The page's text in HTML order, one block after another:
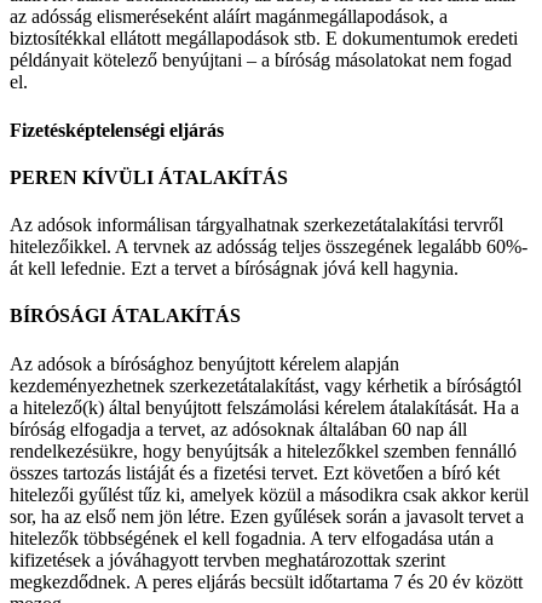
az adósság elismeréseként aláírt magánmegállapodások, a
biztosítékkal ellátott megállapodások stb. E dokumentumok eredeti
példányait kötelező benyújtani – a bíróság másolatokat nem fogad
el.
Fizetésképtelenségi eljárás
PEREN KÍVÜLI ÁTALAKÍTÁS
Az adósok informálisan tárgyalhatnak szerkezetátalakítási tervről
hitelezőikkel. A tervnek az adósság teljes összegének legalább 60%-
át kell lefednie. Ezt a tervet a bíróságnak jóvá kell hagynia.
BÍRÓSÁGI ÁTALAKÍTÁS
Az adósok a bírósághoz benyújtott kérelem alapján
kezdeményezhetnek szerkezetátalakítást, vagy kérhetik a bíróságtól
a hitelező(k) által benyújtott felszámolási kérelem átalakítását. Ha a
bíróság elfogadja a tervet, az adósoknak általában 60 nap áll
rendelkezésükre, hogy benyújtsák a hitelezőkkel szemben fennálló
összes tartozás listáját és a fizetési tervet. Ezt követően a bíró két
hitelezői gyűlést tűz ki, amelyek közül a másodikra csak akkor kerül
sor, ha az első nem jön létre. Ezen gyűlések során a javasolt tervet a
hitelezők többségének el kell fogadnia. A terv elfogadása után a
kifizetések a jóváhagyott tervben meghatározottak szerint
megkezdődnek. A peres eljárás becsült időtartama 7 és 20 év között